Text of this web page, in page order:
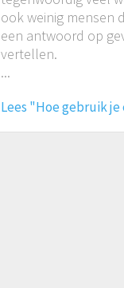
ook weinig mensen
een antwoord op
vertellen.
...
Lees "Hoe gebruik